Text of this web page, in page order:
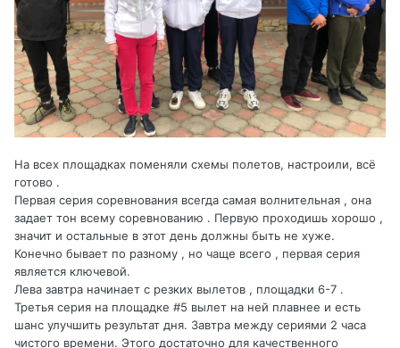
На всех площадках поменяли схемы полетов, настроили, всё
готово .
Первая серия соревнования всегда самая волнительная , она
задает тон всему соревнованию . Первую проходишь хорошо ,
значит и остальные в этот день должны быть не хуже.
Конечно бывает по разному , но чаще всего , первая серия
является ключевой.
Лева завтра начинает с резких вылетов , площадки 6-7 .
Третья серия на площадке #5 вылет на ней плавнее и есть
шанс улучшить результат дня. Завтра между сериями 2 часа
чистого времени. Этого достаточно для качественного